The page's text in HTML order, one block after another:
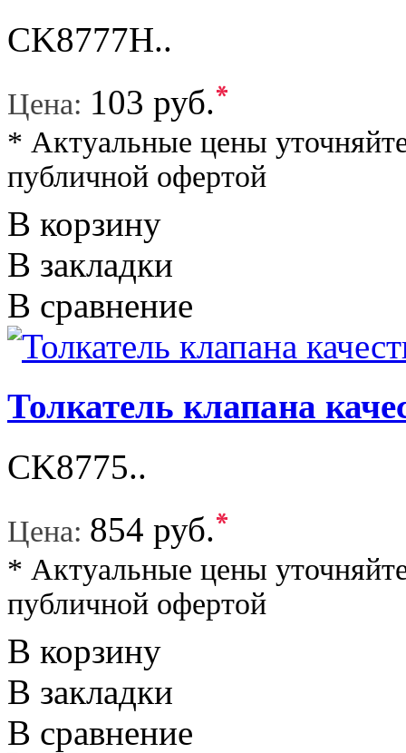
CK8777H..
Цена: 103 руб.*
* Актуальные цены
публичной офертой
В корзину
В закладки
В сравнение
Толкатель клапана
CK8775..
Цена: 854 руб.*
* Актуальные цены
публичной офертой
В корзину
В закладки
В сравнение